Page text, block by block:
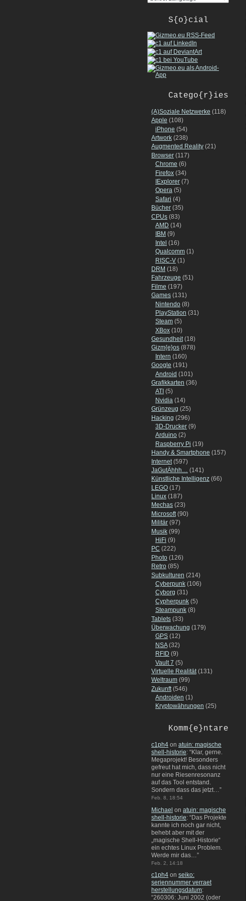
S{o}cial
Catego{r}ies
(A)Soziale Netzwerke (118)
Apple (108)
iPhone (54)
Artwork (238)
Augmented Reality (21)
Browser (117)
Chrome (6)
Firefox (34)
IExplorer (7)
Opera (5)
Safari (4)
Bücher (35)
CPUs (83)
AMD (14)
IBM (9)
Intel (16)
Qualcomm (1)
RISC-V (1)
DRM (18)
Fahrzeuge (51)
Filme (197)
Games (131)
Nintendo (8)
PlayStation (31)
Steam (5)
XBox (10)
Gesundheit(18)
Gizm{e}os (878)
Intern (160)
Google (191)
Android (101)
Grafikkarten (36)
ATI (5)
Nvidia (14)
Grünzeug (25)
Hacking (296)
3D-Drucker (9)
Arduino (2)
Raspberry Pi (19)
Handy & Smartphone (157)
Internet (597)
JaGutÄhhh… (141)
Künstliche Intelligenz (66)
LEGO (17)
Linux (187)
Mechas (23)
Microsoft(90)
Militär (97)
Musik (99)
HiFi (9)
PC (222)
Photo (126)
Retro (85)
Subkulturen (214)
Cyberpunk (106)
Cyborg (31)
Cypherpunk (5)
Steampunk (8)
Tablets (33)
Überwachung (179)
GPS (12)
NSA(32)
RFID (9)
Vault 7 (5)
Virtuelle Realität(131)
Weltraum (99)
Zukunft (546)
Androiden (1)
Kryptowährungen (25)
Komm{e}ntare
c1ph4 on atuin: magische
shell-historie: “Klar, gerne.
Megaprojekt! Besonders
gefreut hat mich, dass nicht
nur eine Riesenresonanz
auf das Tool entstand.
Sondern dass das jetzt…”
Feb. 8, 18:54
Michael on atuin: magische
shell-historie: “Das Projekte
kannte ich noch gar nicht,
behebt aber mit der
„magische Shell-Historie“
ein echtes Linux Problem.
Werde mir das… ”
Feb. 2, 14:18
c1ph4 on seiko:
seriennummer verraet
herstellungsdatum:
“260306: Juni 2002 (oder